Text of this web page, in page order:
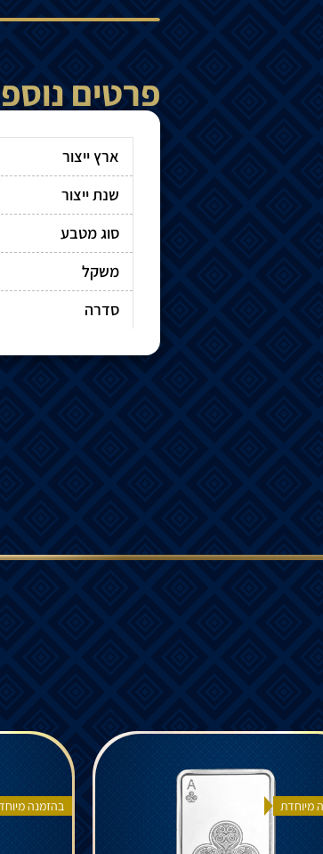
פרטים
ארץ ייצור
שנת ייצור
סוג מטבע
משקל
סדרה
מיוחדת בהזמנה